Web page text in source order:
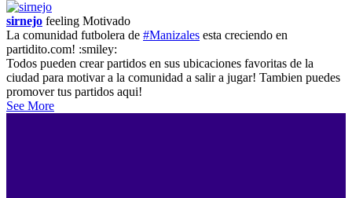
sirnejo feeling Motivado
La comunidad futbolera de #Manizales esta creciendo en
partidito.com! :smiley:
Todos pueden crear partidos en sus ubicaciones favoritas de la
ciudad para motivar a la comunidad a salir a jugar! Tambien puedes
promover tus partidos aqui!
See More